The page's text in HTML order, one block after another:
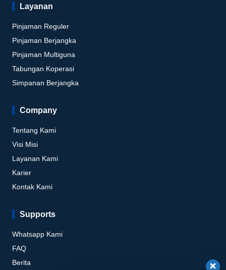
Layanan
Pinjaman Reguler
Pinjaman Berjangka
Pinjaman Multiguna
Tabungan Koperasi
Simpanan Berjangka
Company
Tentang Kami
Visi Misi
Layanan Kami
Karier
Kontak Kami
Supports
Whatsapp Kami
FAQ
Berita